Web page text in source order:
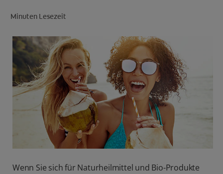
FÜR FACHKREISE
CH (DE)
Minuten Lesezeit
Wenn Sie sich für Naturheilmittel und Bio-Produkte